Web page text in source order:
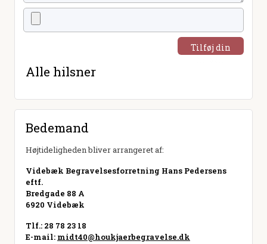
Tilføj din
Alle hilsner
Bedemand
Højtideligheden bliver arrangeret af:
Videbæk Begravelsesforretning Hans Pedersens
eftf.
Bredgade 88 A
6920 Videbæk
Tlf.: 28 78 23 18
E-mail: midt40@houkjaerbegravelse.dk